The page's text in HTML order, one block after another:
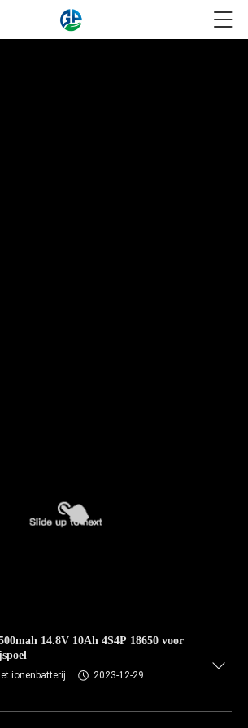
14.8V 10Ah 4S4P 18650 voor
ionenbatterij
2023-12-29